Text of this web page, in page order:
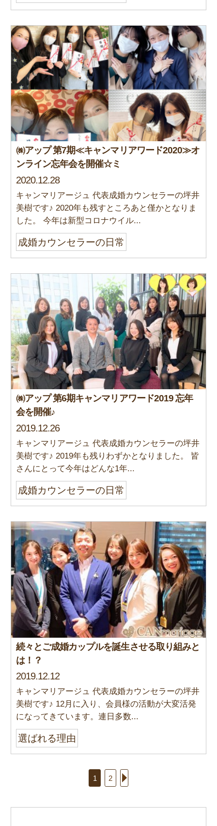
㈱アップ 第7期≪キャンマリアワード2020≫オ
ンライン忘年会を開催☆ミ
2020.12.28
キャンマリアージュ 代表成婚カウンセラーの坪井
美樹です♪ 2020年も残すところあと僅かとなりま
した。 今年は新型コロナウイル...
成婚カウンセラーの日常
㈱アップ 第6期キャンマリアワード2019 忘年
会を開催♪
2019.12.26
キャンマリアージュ 代表成婚カウンセラーの坪井
美樹です♪ 2019年も残りわずかとなりました。 皆
さんにとって今年はどんな1年...
成婚カウンセラーの日常
続々とご成婚カップルを誕生させる取り組みと
は！？
2019.12.12
キャンマリアージュ 代表成婚カウンセラーの坪井
美樹です♪ 12月に入り、会員様の活動が大変活発
になってきています。連日多数...
選ばれる理由
1 2